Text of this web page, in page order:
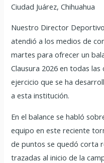
Ciudad Juárez, Chihuahua
Nuestro Director
atendió a los medios de
martes para ofrecer un
Clausura 2026 en todas
ejercicio que se ha
a esta institución.
En el balance se habló
equipo en este reciente
de puntos se quedó corta
trazadas al inicio de la